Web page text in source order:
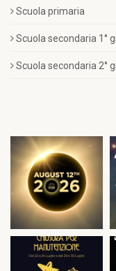
Scuola primaria
Scuola secondaria 1°
Scuola secondaria 2°